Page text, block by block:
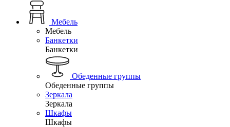
Мебель
Мебель
Банкетки
Банкетки
Обеденные группы
Обеденные группы
Зеркала
Зеркала
Шкафы
Шкафы